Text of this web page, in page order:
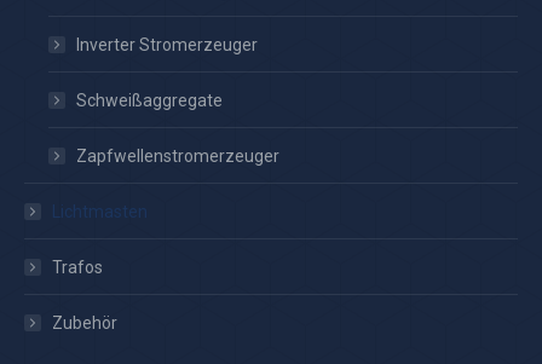
Inverter Stromerzeuger
Schweißaggregate
Zapfwellenstromerzeuger
Lichtmasten
Trafos
Zubehör